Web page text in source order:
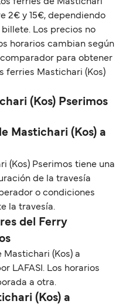
2€ y 15€, dependiendo
Los precios no
horarios cambian según
para obtener
ferries Mastichari (Kos)
(Kos) Pserimos
Mastichari (Kos) a
(Kos) Pserimos tiene una
de la travesía
o condiciones
la travesía.
del Ferry
Mastichari (Kos) a
LAFASI. Los horarios
a otra.
(Kos) a